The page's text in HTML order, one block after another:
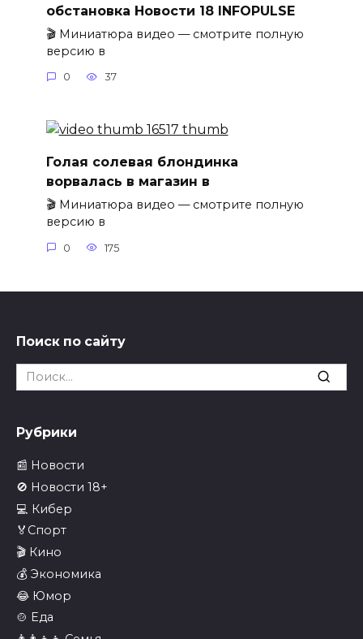
обстановка Новости 18 INFOPULSE
🎬 Миниатюра видео — смотрите полную
версию в
0 37
Голая солевая блондинка
ворвалась в магазин в
🎬 Миниатюра видео — смотрите полную
версию в
0 175
Поиск по сайту
Search
for:
Рубрики
📰 Новости
🚫 Новости 18+
💻 Кибер
🏅Спорт
🎬 Кино
💰 Экономика
😂 Юмор
🍲 Еда